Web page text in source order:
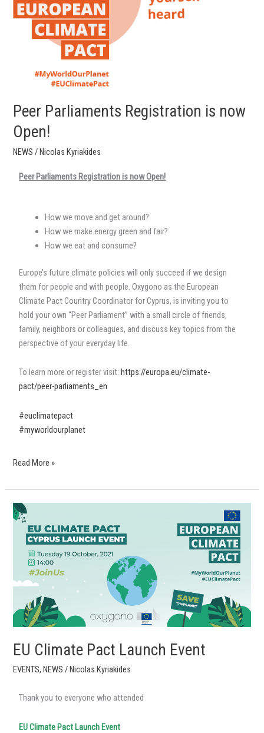
Peer Parliaments Registration is now
Open!
NEWS /Nicolas Kyriakides
Peer Parliaments Registration is now Open!
How we move and get around?
How we make energy green and fair?
How we eat and consume?
Europe’s future climate policies will only succeed if we design
them for people and with people. Oxygono as the European
Climate Pact Country Coordinator for Cyprus, is inviting you to
hold your own “Peer Parliament” with a small circle of friends,
family, neighbors or colleagues, and discuss key topics from the
perspective of your everyday life.
To learn more or register visit: https://europa.eu/climate-
pact/peer-parliaments_en
#euclimatepact
#myworldourplanet
Read More »
EU Climate Pact Launch Event
EVENTS, NEWS / Nicolas Kyriakides
Thank you to everyone who attended
EU Climate Pact Launch Event
EU
Climate
Pact
Launch
Event